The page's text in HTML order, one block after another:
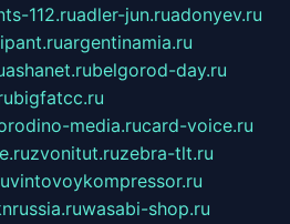
112.ruadler-jun.ruadonyev.ru
argentinamia.ru
ashanet.rubelgorod-day.ru
bigfatcc.ru
media.rucard-voice.ru
zvonitut.ruzebra-tlt.ru
vintovoykompressor.ru
wasabi-shop.ru